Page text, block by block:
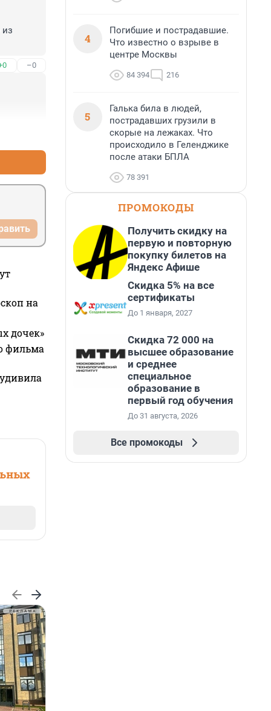
из
–0
на
дочек»
фильма
4
Погибшие и пострадавшие.
Что известно о взрыве в
центре Москвы
84 394 216
5
Галька била в людей,
пострадавших грузили в
скорые на лежаках. Что
происходило в Геленджике
после атаки БПЛА
78 391
ПРОМОКОДЫ
Получить скидку на
первую и повторную
покупку билетов на
Яндекс Афише
Скидка 5% на все
сертификаты
До 1 января, 2027
Скидка 72 000 на
высшее образование
и среднее
специальное
образование в
первый год обучения
До 31 августа, 2026
Все промокоды